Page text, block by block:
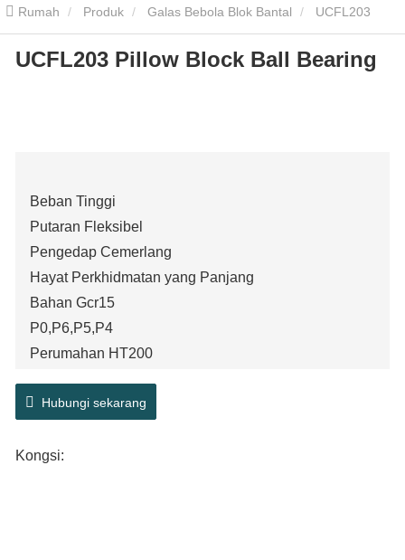
Rumah Produk Galas Bebola Blok Bantal
bantal bantal bantal
UCFL203 Pillow Block Ball Bearing
Beban Tinggi
Putaran Fleksibel
Pengedap Cemerlang
Hayat Perkhidmatan yang Panjang
Bahan Gcr15
P0,P6,P5,P4
Perumahan HT200
Hubungi sekarang
Kongsi: